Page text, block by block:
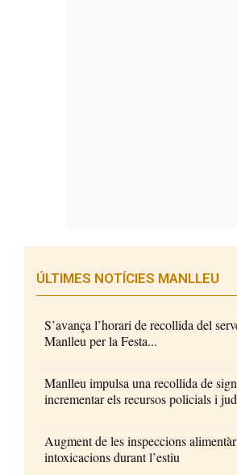
ÚLTIMES NOTÍCIES MANLLEU
S’avança l’horari de recollida del
Manlleu per la Festa...
Manlleu impulsa una recollida de
incrementar els recursos policials i
Augment de les inspeccions
intoxicacions durant l’estiu